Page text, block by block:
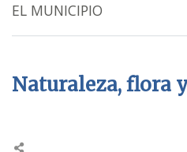
EL MUNICIPIO
Naturaleza, flora